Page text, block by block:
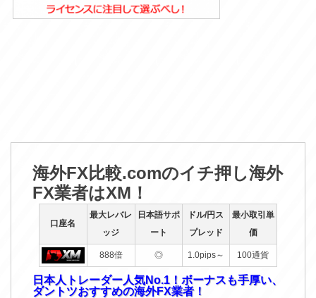
海外FX比較.comのイチ押し海外
FX業者はXM！
口座名
最大レバレ
ッジ
日本語サポ
ート
ドル/円ス
プレッド
最小取引単
価
888倍 ◎ 1.0pips～ 100通貨
日本人トレーダー人気No.1！ボーナスも手厚い、
ダントツおすすめの海外FX業者！